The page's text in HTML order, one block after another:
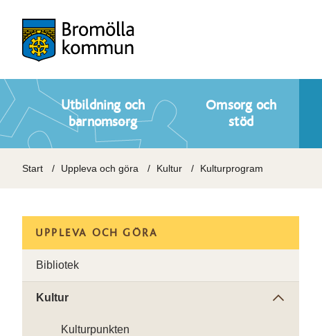
Utbildning och
barnomsorg
Omsorg och
stöd
Start Uppleva och göra Kultur Kulturprogram
UPPLEVA OCH GÖRA
Bibliotek
Kultur
Kulturpunkten